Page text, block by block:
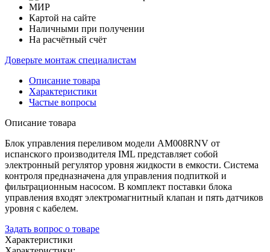
Картой на сайте
Наличными при получении
На расчётный счёт
Доверьте монтаж специалистам
Описание товара
Характеристики
Частые вопросы
Описание товара
Блок управления переливом модели AM008RNV от
испанского производителя IML представляет собой
электронный регулятор уровня жидкости в емкости. Система
контроля предназначена для управления подпиткой и
фильтрационным насосом. В комплект поставки блока
управления входят электромагнитный клапан и пять датчиков
уровня с кабелем.
Задать вопрос о товаре
Характеристики